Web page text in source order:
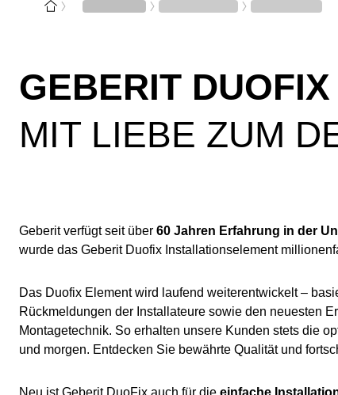
GEBERIT DUOFIX
MIT LIEBE ZUM
Geberit verfügt seit über 60 Jahren Erfahrung in der
wurde das Geberit Duofix Installationselement
Das Duofix Element wird laufend weiterentwickelt –
Rückmeldungen der Installateure sowie den neuesten
Montagetechnik. So erhalten unsere Kunden stets die
und morgen. Entdecken Sie bewährte Qualität und
Neu ist Geberit DuoFix auch für die einfache